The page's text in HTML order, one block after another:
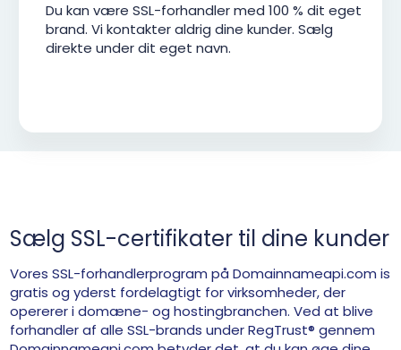
Du kan være SSL-forhandler med 100 % dit eget
brand. Vi kontakter aldrig dine kunder. Sælg
direkte under dit eget navn.
Sælg SSL-certifikater til dine kunder
Vores SSL-forhandlerprogram på Domainnameapi.com is
gratis og yderst fordelagtigt for virksomheder, der
opererer i domæne- og hostingbranchen. Ved at blive
forhandler af alle SSL-brands under RegTrust® gennem